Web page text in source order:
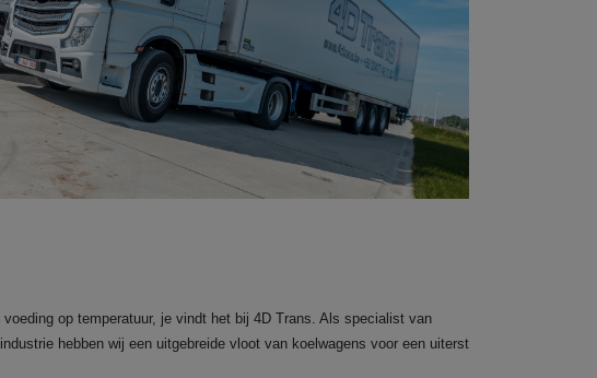
op temperatuur, je vindt het bij 4D Trans. Als specialist van
hebben wij een uitgebreide vloot van koelwagens voor een uiterst